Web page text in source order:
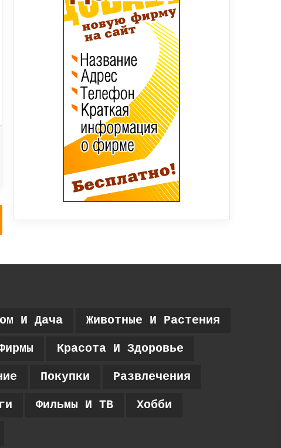
И Дача Животные И Растения
Красота И Здоровье
Покупки Развлечения
Фильмы И ТВ Хобби